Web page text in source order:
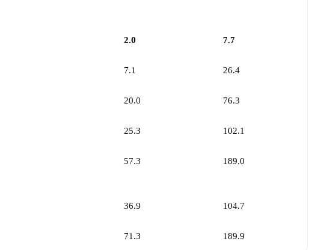
2.0 7.7
7.1 26.4
20.0 76.3
25.3 102.1
57.3 189.0
36.9 104.7
71.3 189.9